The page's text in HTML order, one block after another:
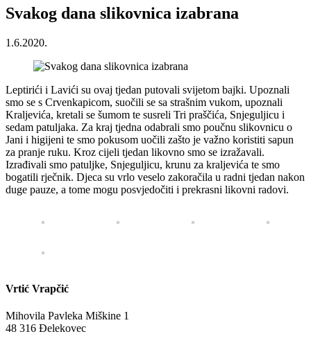
Svakog dana slikovnica izabrana
1.6.2020.
Leptirići i Lavići su ovaj tjedan putovali svijetom bajki. Upoznali
smo se s Crvenkapicom, suočili se sa strašnim vukom, upoznali
Kraljevića, kretali se šumom te susreli Tri praščića, Snjeguljicu i
sedam patuljaka. Za kraj tjedna odabrali smo poučnu slikovnicu o
Jani i higijeni te smo pokusom uočili zašto je važno koristiti sapun
za pranje ruku. Kroz cijeli tjedan likovno smo se izražavali.
Izrađivali smo patuljke, Snjeguljicu, krunu za kraljevića te smo
bogatili rječnik. Djeca su vrlo veselo zakoračila u radni tjedan nakon
duge pauze, a tome mogu posvjedočiti i prekrasni likovni radovi.
Vrtić Vrapčić
Mihovila Pavleka Miškine 1
48 316 Đelekovec